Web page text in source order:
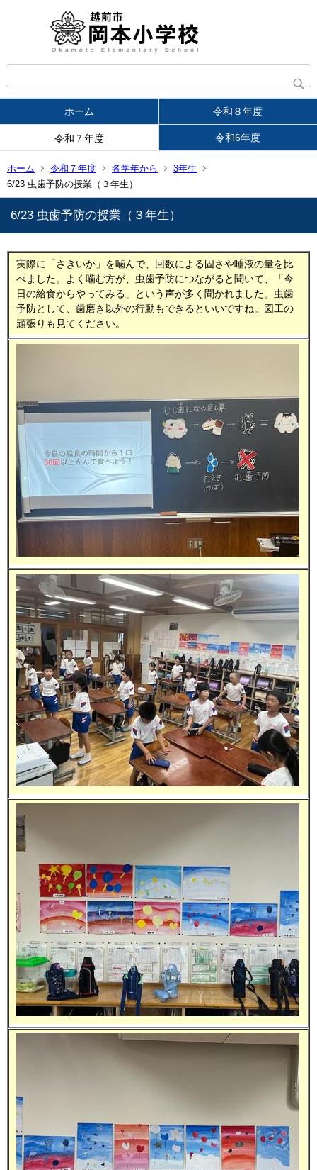
ホーム 令和８年度
令和７年度 令和6年度
ホーム 令和７年度 各学年から
3年生
6/23 虫歯予防の授業（３年生）
6/23 虫歯予防の授業（３年生）
実際に「さきいか」を噛んで、回数による固さや唾液の量を比
べました。よく噛む方が、虫歯予防につながると聞いて、「今
日の給食からやってみる」という声が多く聞かれました。虫歯
予防として、歯磨き以外の行動もできるといいですね。図工の
頑張りも見てください。